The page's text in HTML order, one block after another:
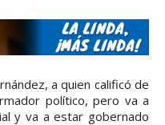
a quien calificó de
político, pero va a
y va a estar gobernado